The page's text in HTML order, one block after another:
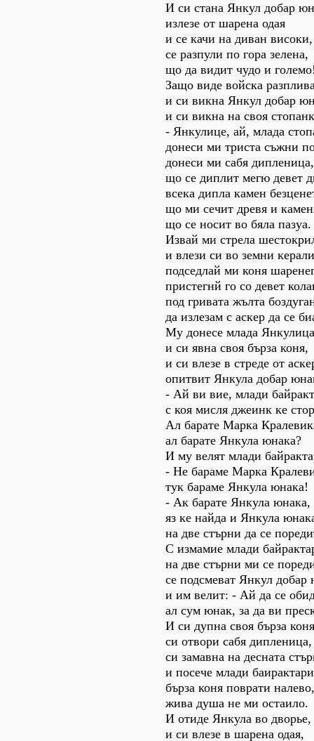
И си стана Янкул добар
излезе от шарена одая
и се качи на диван високи,
се разпули по гора зелена,
що да видит чудо и
Защо виде войска
и си викна Янкул добар
и си викна на своя
- Янкулице, ай, млада
донеси ми триста съжни
донеси ми сабя дипленица,
що се диплит мегю девет
всека дипла камен
що ми сечит древя и
що се носит во бяла пазуа.
Извай ми стрела
и влези си во земни
подседлай ми коня
пристегнй го со девет
под гривата жълта
да излезам с аскер да се
Му донесе млада Янкулица
и си явна своя бърза коня,
и си влезе в стреде от
опитвит Янкула добар
- Ай ви вие, млади
с коя мисля джеинк ке
Ал барате Марка
ал барате Янкула юнака?
И му велят млади
- Не бараме Марка
тук бараме Янкула юнака!
- Ак барате Янкула юнака,
яз ке найда и Янкула
на две стърни да се
С измамие млади
на две стърни ми се
се подсмеват Янкул добар
и им велит: - Ай да се
ал сум юнак, за да ви
И си дупна своя бърза
си отвори сабя дипленица,
си замавна на десната
и посече млади
бърза коня поврати налево,
жива душа не ми остаило.
И отиде Янкула во дворье,
и си влезе в шарена одая,